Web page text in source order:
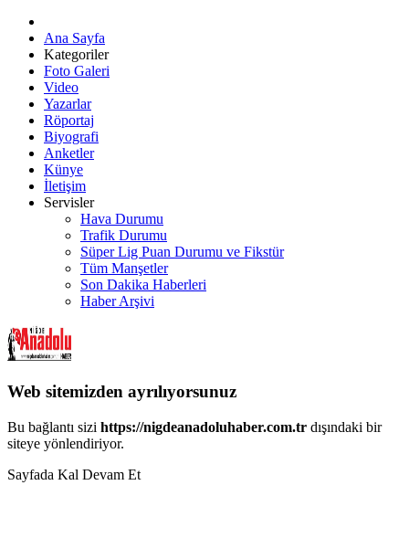
Ana Sayfa
Kategoriler
Foto Galeri
Video
Yazarlar
Röportaj
Biyografi
Anketler
Künye
İletişim
Servisler
Hava Durumu
Trafik Durumu
Süper Lig Puan Durumu ve Fikstür
Tüm Manşetler
Son Dakika Haberleri
Haber Arşivi
Web sitemizden ayrılıyorsunuz
Bu bağlantı sizi https://nigdeanadoluhaber.com.tr dışındaki bir
siteye yönlendiriyor.
Sayfada Kal Devam Et